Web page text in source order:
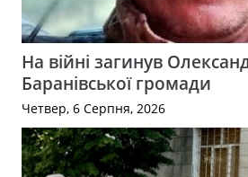
На війні загинув
Баранівської громади
Четвер, 6 Серпня, 2026